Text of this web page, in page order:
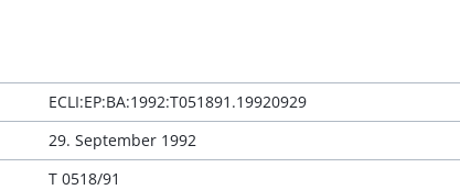
ECLI:EP:BA:1992:T051891.19920929
29. September 1992
T 0518/91